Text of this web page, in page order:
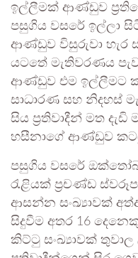
ඉල්ලීමක් ආණ්ඩුව
පසුගිය වසරේ ඉල්ලා
ආණ්ඩුව විසුරුවා හැර
යටතේ මැතිවරණය
ආණ්ඩුව එම ඉල්ලීමට
සාධාරණ සහ නිදහස්
සිය ප්‍රතිවාදීන් මත දැඩි
හසීනාගේ ආණ්ඩුව
පසුගිය වසරේ
රැළියක් ප්‍රචණ්ඩ
ආසන්න සංඛ්‍යාවක්
සිදුවීම අතර 16
කිට්ටු සංඛ්‍යාවක්